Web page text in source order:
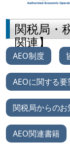
関税局・
関連】
AEO制度
AEOに関する要
関税局からのお
AEO関連書籍